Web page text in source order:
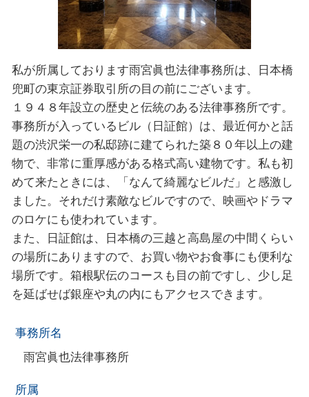
私が所属しております雨宮眞也法律事務所は、日本橋
兜町の東京証券取引所の目の前にございます。
１９４８年設⽴の歴史と伝統のある法律事務所です。
事務所が入っているビル（日証館）は、最近何かと話
題の渋沢栄一の私邸跡に建てられた築８０年以上の建
物で、非常に重厚感がある格式高い建物です。私も初
めて来たときには、「なんて綺麗なビルだ」と感激し
ました。それだけ素敵なビルですので、映画やドラマ
のロケにも使われています。
また、日証館は、日本橋の三越と高島屋の中間くらい
の場所にありますので、お買い物やお食事にも便利な
場所です。箱根駅伝のコースも目の前ですし、少し足
を延ばせば銀座や丸の内にもアクセスできます。
事務所名
雨宮眞也法律事務所
所属